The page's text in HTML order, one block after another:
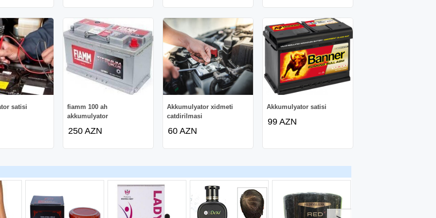
akkumulyator çeşidi.
təzədir!
(Avtomobil. Yük
40 50 60 75 80 95 100 140
isə sifarişinizi
satisi
fiamm 100 ah
akkumulyator
250 AZN
Akkumulyator xidmeti
catdirilmasi
60 AZN
Akkumulyator satisi
99 AZN